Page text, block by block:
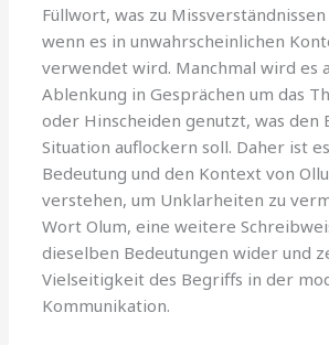
Füllwort, was zu
wenn es in unwahrscheinlichen
verwendet wird. Manchmal wird es
Ablenkung in Gesprächen um das
oder Hinscheiden genutzt, was den
Situation auflockern soll. Daher ist
Bedeutung und den Kontext von
verstehen, um Unklarheiten zu
Wort Olum, eine weitere
dieselben Bedeutungen wider und
Vielseitigkeit des Begriffs in der
Kommunikation.